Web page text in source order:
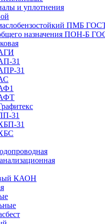
и уплотнения
ПМБ
назначения ПОН-Б
31
31
31
31
КАОН